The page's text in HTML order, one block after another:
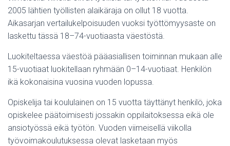
2005 lähtien työllisten alaikäraja on ollut 18 vuotta.
Aikasarjan vertailukelpoisuuden vuoksi työttömyysaste on
laskettu tässä 18–74-vuotiaasta väestöstä.
Luokiteltaessa väestöä pääasiallisen toiminnan mukaan alle
15-vuotiaat luokitellaan ryhmään 0–14-vuotiaat. Henkilön
ikä kokonaisina vuosina vuoden lopussa.
Opiskelija tai koululainen on 15 vuotta täyttänyt henkilö, joka
opiskelee päätoimisesti jossakin oppilaitoksessa eikä ole
ansiotyössä eikä työtön. Vuoden viimeisellä viikolla
työvoimakoulutuksessa olevat lasketaan myös